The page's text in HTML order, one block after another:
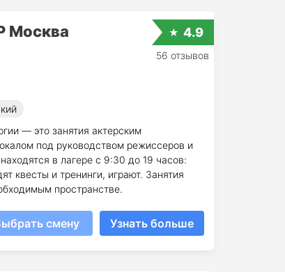
Москва
— это занятия актерским
под руководством режиссеров и
в лагере с 9:30 до 19 часов:
квесты и тренинги, играют. Занятия
пространстве.
смену Узнать больше
4.9
56 отзывов